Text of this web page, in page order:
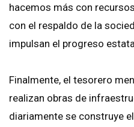
hacemos más con
con el respaldo de la
impulsan el progreso
Finalmente, el tesorero
realizan obras de
diariamente se construye